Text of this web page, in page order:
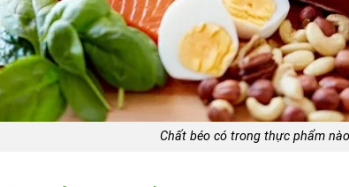
Chất béo có trong thực phẩm